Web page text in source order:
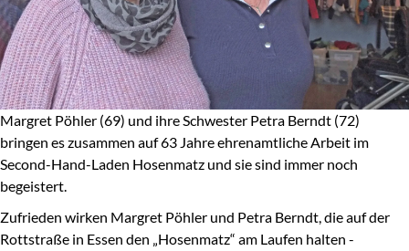
Margret Pöhler (69) und ihre Schwester Petra Berndt (72)
bringen es zusammen auf 63 Jahre ehrenamtliche Arbeit im
Second-Hand-Laden Hosenmatz und sie sind immer noch
begeistert.
Zufrieden wirken Margret Pöhler und Petra Berndt, die auf der
Rottstraße in Essen den „Hosenmatz“ am Laufen halten -